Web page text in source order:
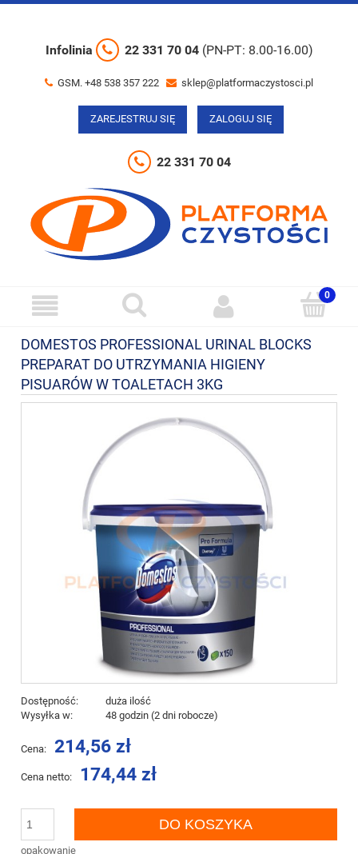
Infolinia 22 331 70 04 (PN-PT: 8.00-16.00)
GSM. +48 538 357 222 sklep@platformaczystosci.pl
ZAREJESTRUJ SIĘ ZALOGUJ SIĘ
22 331 70 04
DOMESTOS PROFESSIONAL URINAL BLOCKS
PREPARAT DO UTRZYMANIA HIGIENY
PISUARÓW W TOALETACH 3KG
Dostępność:
duża ilość
Wysyłka w:
48 godzin (2 dni robocze)
Cena: 214,56 zł
Cena netto: 174,44 zł
opakowanie
DO KOSZYKA